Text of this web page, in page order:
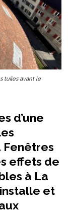
tuiles avant le
d’une
Fenêtres
effets de
à La
et